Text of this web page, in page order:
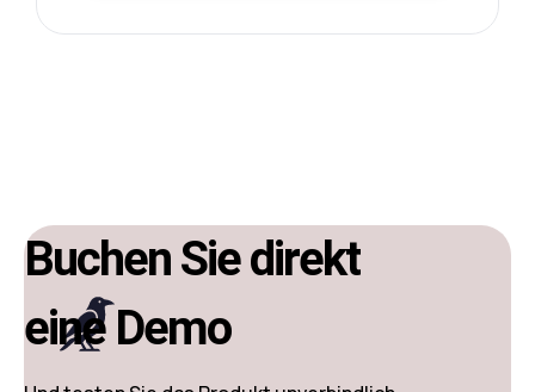
Buchen Sie direkt
eine Demo